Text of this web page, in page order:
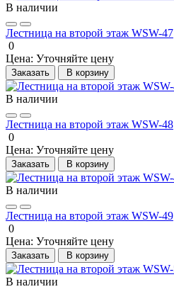
В наличии
Лестница на второй этаж WSW-47
0
Цена: Уточняйте цену
Заказать В корзину
В наличии
Лестница на второй этаж WSW-48
0
Цена: Уточняйте цену
Заказать В корзину
В наличии
Лестница на второй этаж WSW-49
0
Цена: Уточняйте цену
Заказать В корзину
В наличии